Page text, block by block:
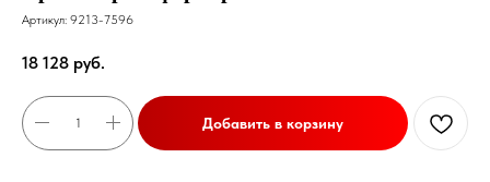
Артикул: 9213-7596
18 128 руб.
Добавить в корзину